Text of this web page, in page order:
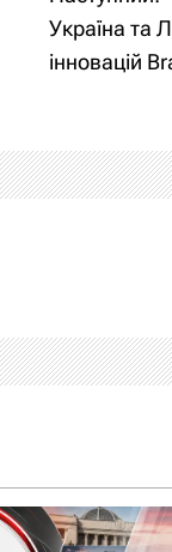
Україна та
інновацій